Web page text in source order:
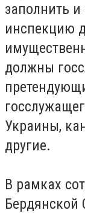
заполнить
инспекцию
должны
Украины,
другие.
В рамках
Бердянской